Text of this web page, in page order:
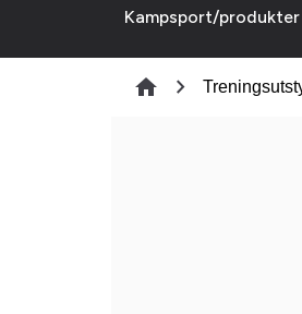
Kampsport/produkter
home chevron_right